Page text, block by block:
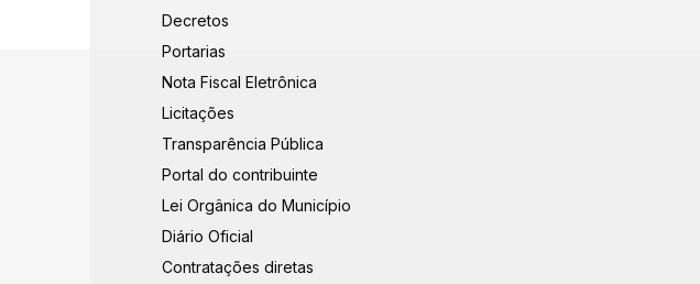
Decretos
Portarias
Nota Fiscal Eletrônica
Licitações
Transparência Pública
Portal do contribuinte
Lei Orgânica do Município
Diário Oficial
Contratações diretas